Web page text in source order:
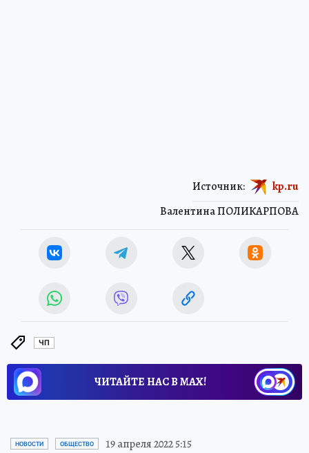
Валентина ПОЛИКАРПОВА
Источник: kp.ru
ЧП
ЧИТАЙТЕ НАС В МАХ!
НОВОСТИ ОБЩЕСТВО 19 апреля 2022 5:15